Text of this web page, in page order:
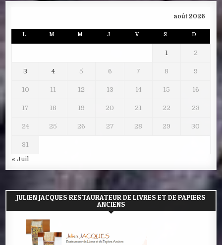
août 2026
L M M J V S D
1 2
3 4 5 6 7 8 9
10 11 12 13 14 15 16
17 18 19 20 21 22 23
24 25 26 27 28 29 30
31
« Juil
JULIEN JACQUES RESTAURATEUR DE LIVRES ET DE PAPIERS
ANCIENS